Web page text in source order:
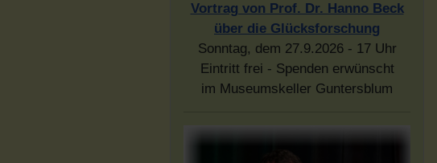
Vortrag von Prof. Dr. Hanno Beck
über die Glücksforschung
Sonntag, dem 27.9.2026 - 17 Uhr
Eintritt frei - Spenden erwünscht
im Museumskeller Guntersblum